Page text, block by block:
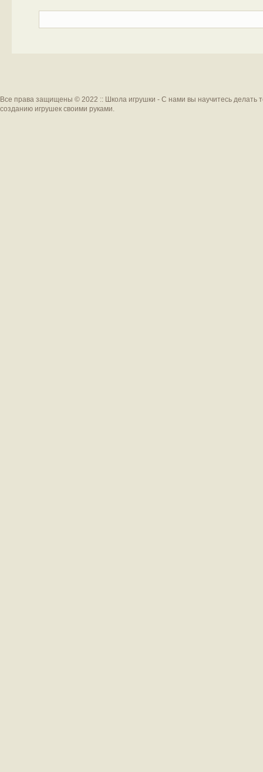
Все права защищены © 2022 :: Школа игрушки - С нами вы научитесь делать
созданию игрушек своими руками.